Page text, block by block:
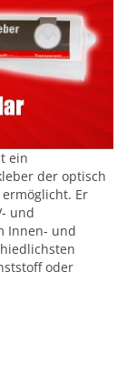
ein
der optisch
Er
und
Innen- und
oder